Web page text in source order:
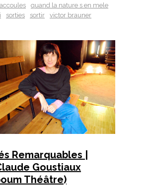
quand la nature s en mele
sorties sortir victor brauner
Remarquables |
Goustiaux
Théâtre)